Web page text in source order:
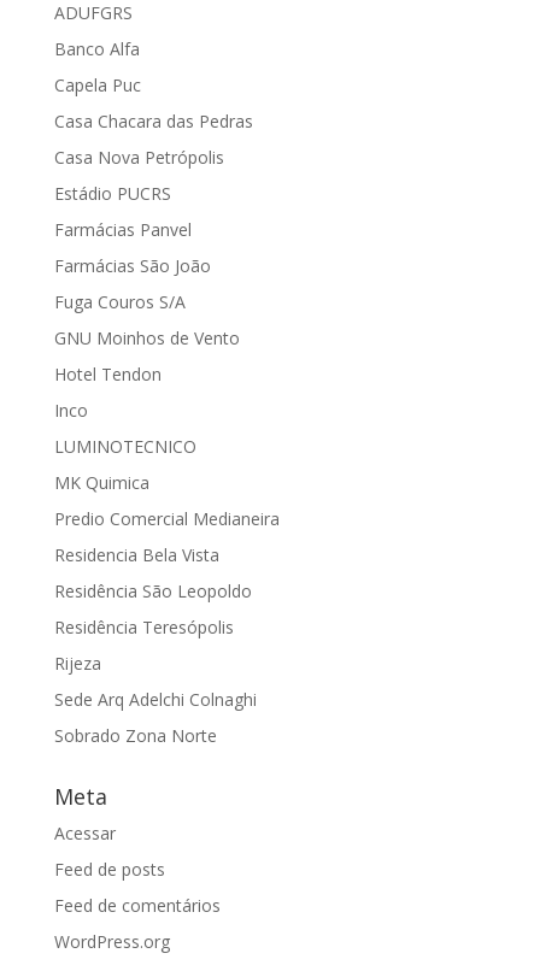
ADUFGRS
Banco Alfa
Capela Puc
Casa Chacara das Pedras
Casa Nova Petrópolis
Estádio PUCRS
Farmácias Panvel
Farmácias São João
Fuga Couros S/A
GNU Moinhos de Vento
Hotel Tendon
Inco
LUMINOTECNICO
MK Quimica
Predio Comercial Medianeira
Residencia Bela Vista
Residência São Leopoldo
Residência Teresópolis
Rijeza
Sede Arq Adelchi Colnaghi
Sobrado Zona Norte
Meta
Acessar
Feed de posts
Feed de comentários
WordPress.org